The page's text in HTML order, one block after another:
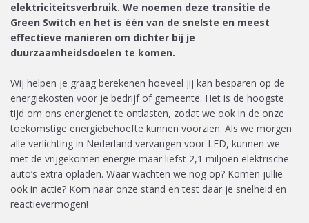
elektriciteitsverbruik. We noemen deze transitie de
Green Switch en het is één van de snelste en meest
effectieve manieren om dichter bij je
duurzaamheidsdoelen te komen.
Wij helpen je graag berekenen hoeveel jij kan besparen op de
energiekosten voor je bedrijf of gemeente. Het is de hoogste
tijd om ons energienet te ontlasten, zodat we ook in de onze
toekomstige energiebehoefte kunnen voorzien. Als we morgen
alle verlichting in Nederland vervangen voor LED, kunnen we
met de vrijgekomen energie maar liefst 2,1 miljoen elektrische
auto’s extra opladen. Waar wachten we nog op? Komen jullie
ook in actie? Kom naar onze stand en test daar je snelheid en
reactievermogen!